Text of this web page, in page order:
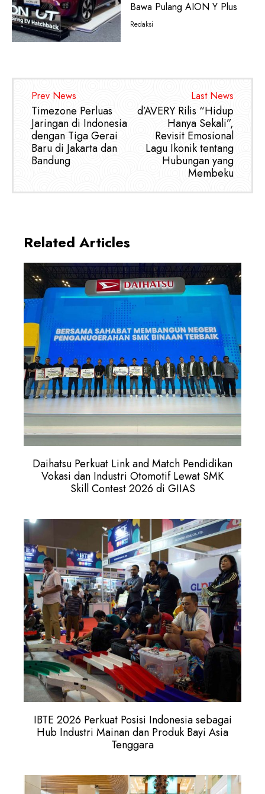
Bawa Pulang AION Y Plus
Redaksi
Prev News
Timezone Perluas
Jaringan di Indonesia
dengan Tiga Gerai
Baru di Jakarta dan
Bandung
Last News
d’AVERY Rilis “Hidup
Hanya Sekali”,
Revisit Emosional
Lagu Ikonik tentang
Hubungan yang
Membeku
Related Articles
Daihatsu Perkuat Link and Match Pendidikan
Vokasi dan Industri Otomotif Lewat SMK
Skill Contest 2026 di GIIAS
IBTE 2026 Perkuat Posisi Indonesia sebagai
Hub Industri Mainan dan Produk Bayi Asia
Tenggara